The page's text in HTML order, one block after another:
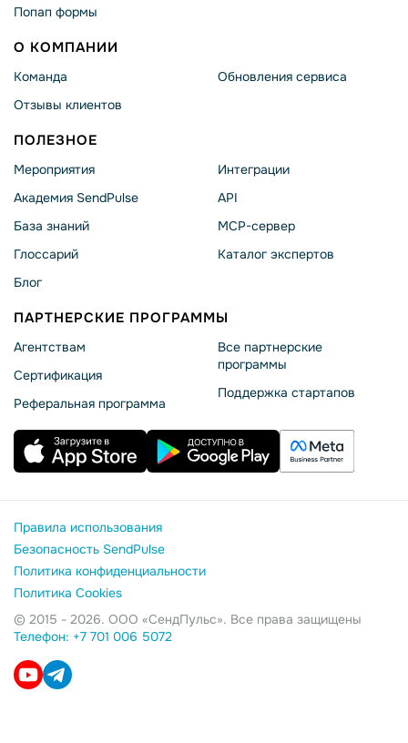
Попап формы
О КОМПАНИИ
Команда
Отзывы клиентов
Обновления сервиса
ПОЛЕЗНОЕ
Мероприятия
Академия SendPulse
База знаний
Глоссарий
Блог
Интеграции
API
MCP-сервер
Каталог экспертов
ПАРТНЕРСКИЕ ПРОГРАММЫ
Агентствам
Сертификация
Реферальная программа
Все партнерские
программы
Поддержка стартапов
Правила использования
Безопасность SendPulse
Политика конфиденциальности
Политика Cookies
© 2015 - 2026. ООО «СендПульс». Все права защищены
Телефон: +7 701 006 5072